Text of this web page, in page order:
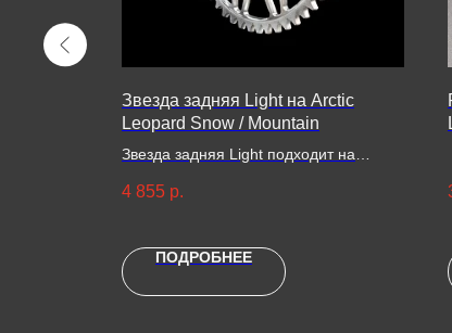
Звезда задняя Light на Arctic
Leopard Snow / Mountain
Звезда задняя Light подходит на
Arctic Leopard Snow Е-Х 800 PRO / 800/
Arctic Leopard Mountain E-XT 500 / 600
/ 700
4 855 р.
ПОДРОБНЕЕ